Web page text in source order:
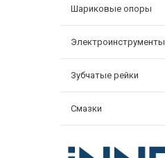
Шариковые опоры
Электроинструменты
Зубчатые рейки
Смазки